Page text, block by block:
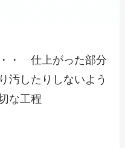
・・ 仕上がった部分
汚したりしないよう
な工程